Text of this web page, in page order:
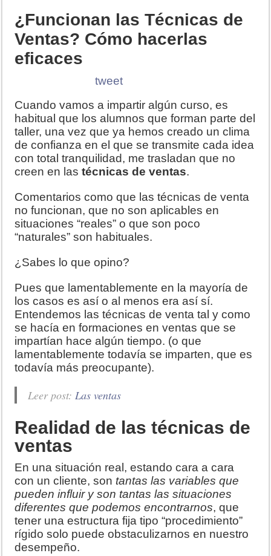
¿Funcionan las Técnicas de
Ventas? Cómo hacerlas
eficaces
tweet
Cuando vamos a impartir algún curso, es
habitual que los alumnos que forman parte del
taller, una vez que ya hemos creado un clima
de confianza en el que se transmite cada idea
con total tranquilidad, me trasladan que no
creen en lastécnicas de ventas.
Comentarios como que las técnicas de venta
no funcionan, que no son aplicables en
situaciones “reales” o que son poco
“naturales” son habituales.
¿Sabes lo que opino?
Pues que lamentablemente en la mayoría de
los casos es así o al menos era así sí.
Entendemos las técnicas de venta tal y como
se hacía en formaciones en ventas que se
impartían hace algún tiempo. (o que
lamentablemente todavía se imparten, que es
todavía más preocupante).
Leer post:Las ventas
Realidad de las técnicas de
ventas
En una situación real, estando cara a cara
con un cliente, son tantas las variables que
pueden influir y son tantas las situaciones
diferentes que podemos encontrarnos, que
tener una estructura fija tipo “procedimiento”
rígido solo puede obstaculizarnos en nuestro
desempeño.